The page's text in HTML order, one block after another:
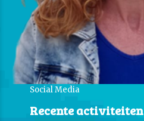
Social Media
Recente activiteiten